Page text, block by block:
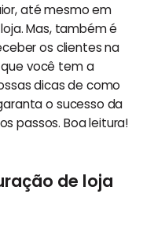
até mesmo em
Mas, também é
os clientes na
você tem a
dicas de como
o sucesso da
passos. Boa leitura!
de loja